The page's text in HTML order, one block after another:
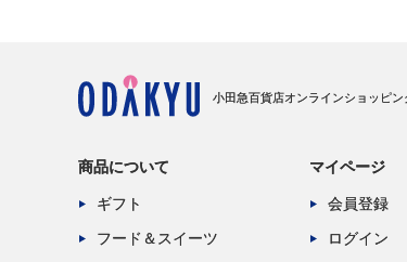
小田急百貨店オンラインショッピン
商品について
ギフト
フード＆スイーツ
マイページ
会員登録
ログイン